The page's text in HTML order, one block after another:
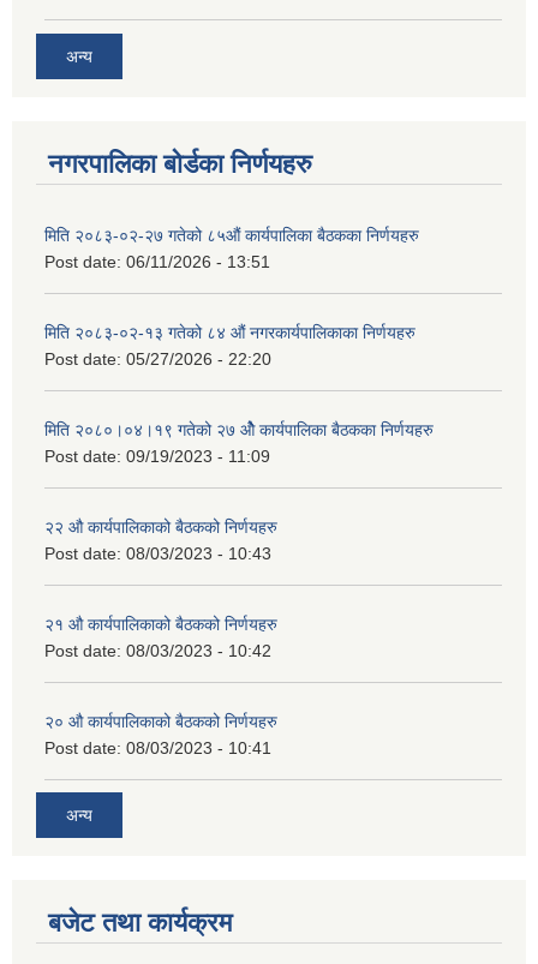
अन्य
नगरपालिका बोर्डका निर्णयहरु
मिति २०८३-०२-२७ गतेको ८५औं कार्यपालिका बैठकका निर्णयहरु
Post date: 06/11/2026 - 13:51
मिति २०८३-०२-१३ गतेको ८४ औं नगरकार्यपालिकाका निर्णयहरु
Post date: 05/27/2026 - 22:20
मिति २०८०।०४।१९ गतेको २७ ‌‍‌ओेै कार्यपालिका बैठकका निर्णयहरु
Post date: 09/19/2023 - 11:09
२‍२ औ कार्यपालिकाको बैठकको निर्णयहरु
Post date: 08/03/2023 - 10:43
२‍१ औ कार्यपालिकाको बैठकको निर्णयहरु
Post date: 08/03/2023 - 10:42
२‍० औ कार्यपालिकाको बैठकको निर्णयहरु
Post date: 08/03/2023 - 10:41
अन्य
बजेट तथा कार्यक्रम